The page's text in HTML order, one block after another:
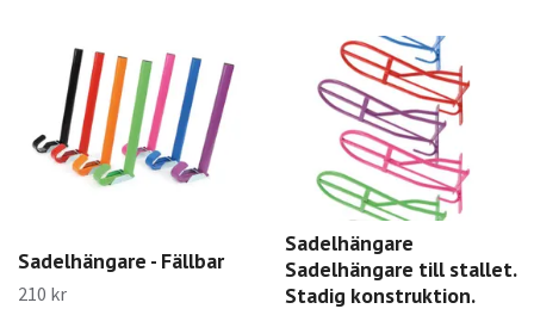
Sadelhängare - Fällbar
210 kr
Sadelhängare
Sadelhängare till stallet.
Stadig konstruktion.